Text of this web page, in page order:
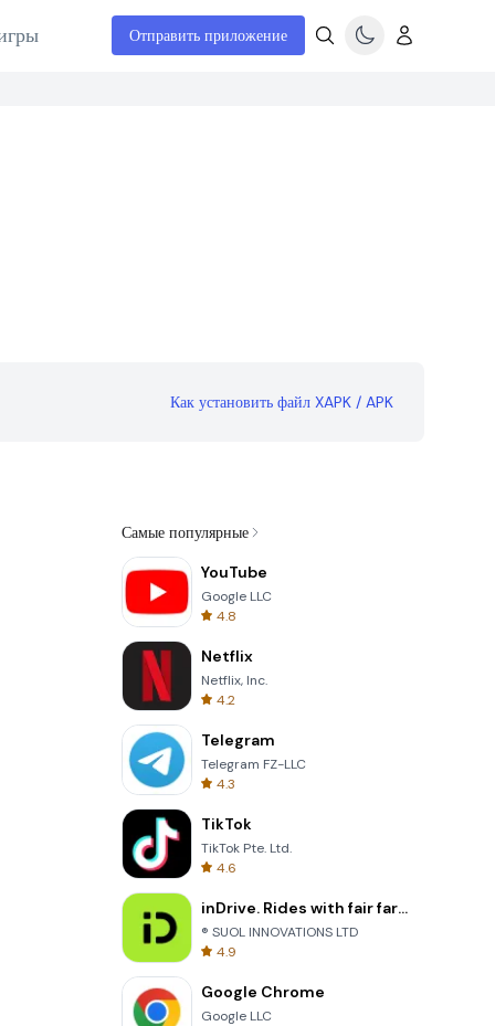
Отправить приложение
Как установить файл XAPK / APK
Самые популярные
YouTube
Google LLC
4.8
Netflix
Netflix, Inc.
4.2
Telegram
Telegram FZ-LLC
4.3
TikTok
TikTok Pte. Ltd.
4.6
inDrive. Rides with fair fares
® SUOL INNOVATIONS LTD
4.9
Google Chrome
Google LLC